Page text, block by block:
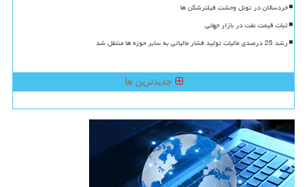
خردسالان در تونل وحشت فیلترشکن ها
ثبات قیمت نفت در بازار جهانی
رشد 25 درصدی مالیات تولید فشار مالیاتی به سایر حوزه ها منتقل شد
جدیدترین ها